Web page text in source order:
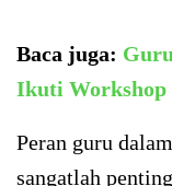
Baca juga:
Ikuti
Peran guru
sangatlah